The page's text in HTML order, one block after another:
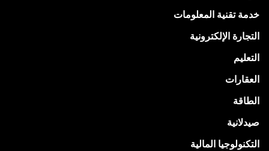
خدمة تقنية المعلومات
التجارة الإلكترونية
التعليم
العقارات
الطاقة
صيدلانية
التكنولوجيا المالية